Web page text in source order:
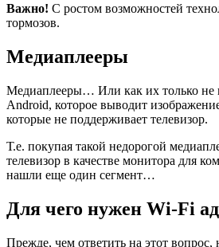
Важно! С ростом возможностей
тормозов.
Медиаплееры
Медиаплееры… Или как их только не
Android, которое выводит
которые не поддерживает телевизор.
Т.е. покупая такой недорогой
телевизор в качестве монитора для
нашли еще один сегмент…
Для чего нужен Wi-Fi
Прежде, чем ответить на этот